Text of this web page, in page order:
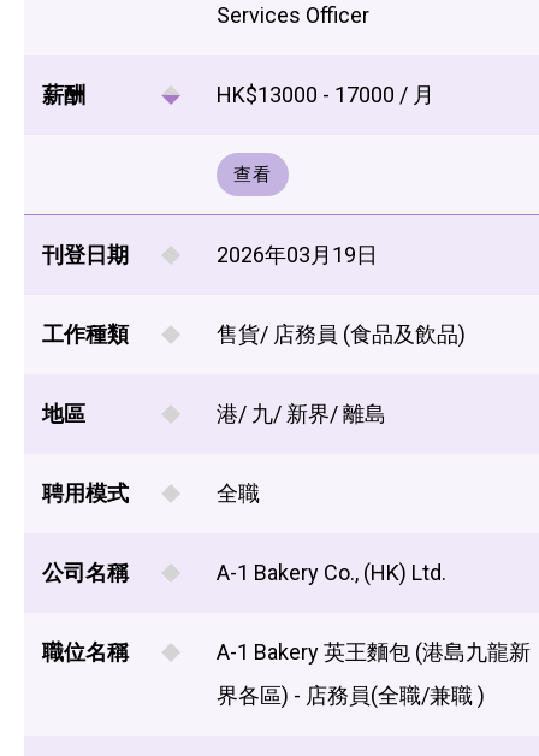
Services Officer
薪酬 HK$13000 - 17000 / 月
查看
刊登日期 2026年03月19日
工作種類 售貨/ 店務員 (食品及飲品)
地區 港/ 九/ 新界/ 離島
聘用模式 全職
公司名稱 A-1 Bakery Co., (HK) Ltd.
職位名稱
A-1 Bakery 英王麵包 (港島九龍新
界各區) - 店務員(全職/兼職 )